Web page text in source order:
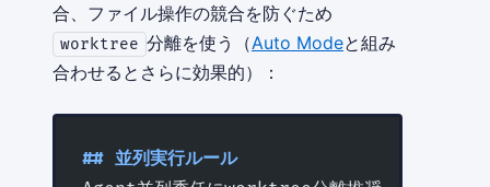
合、ファイル操作の競合を防ぐため
worktree 分離を使う（Auto Modeと組み
合わせるとさらに効果的）：
## 並列実行ルール